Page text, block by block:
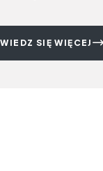
SIĘ WIĘCEJ